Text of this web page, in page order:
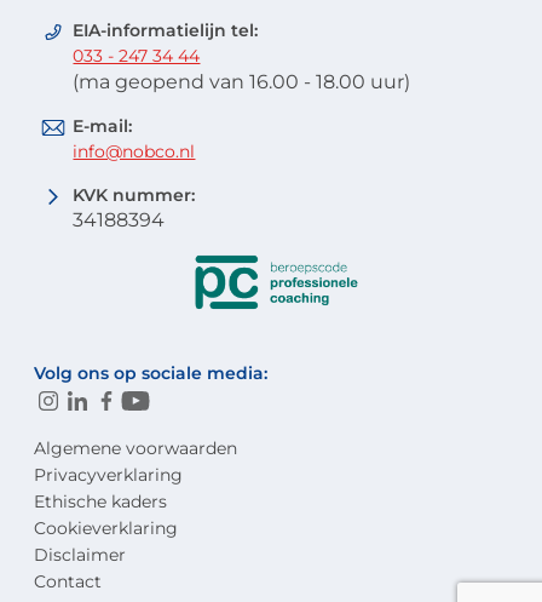
EIA-informatielijn tel:
033 - 247 34 44
(ma geopend van 16.00 - 18.00 uur)
E-mail:
info@nobco.nl
KVK nummer:
34188394
Volg ons op sociale media:
Algemene voorwaarden
Privacyverklaring
Ethische kaders
Cookieverklaring
Disclaimer
Contact